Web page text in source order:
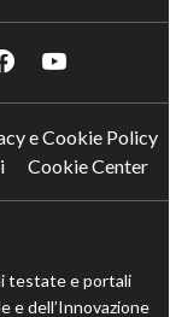
e Cookie Policy
Cookie Center
testate e portali
e dell’Innovazione